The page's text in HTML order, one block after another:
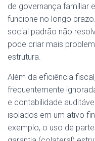
de governança familiar
funcione no longo
social padrão não
pode criar mais
estrutura.
Além da eficiência
frequentemente
e contabilidade
isolados em um ativo
exemplo, o uso de